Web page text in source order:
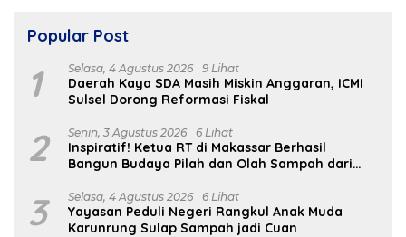
Popular Post
1 Selasa, 4 Agustus 2026 9 Lihat
Daerah Kaya SDA Masih Miskin Anggaran, ICMI
Sulsel Dorong Reformasi Fiskal
2 Senin, 3 Agustus 2026 6 Lihat
Inspiratif! Ketua RT di Makassar Berhasil
Bangun Budaya Pilah dan Olah Sampah dari
3 Selasa, 4 Agustus 2026 6 Lihat
Yayasan Peduli Negeri Rangkul Anak Muda
Karunrung Sulap Sampah jadi Cuan